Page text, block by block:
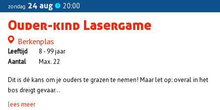
zondag 24 aug 20:00
Ouder-kind Lasergame
LocatieBerkenplas
Leeftijd
8 - 99 jaar
Aantal
Max. 22
Dit is dé kans om je ouders te grazen te nemen! Maar let op: overal in het
bos dreigt gevaar...
lees meer